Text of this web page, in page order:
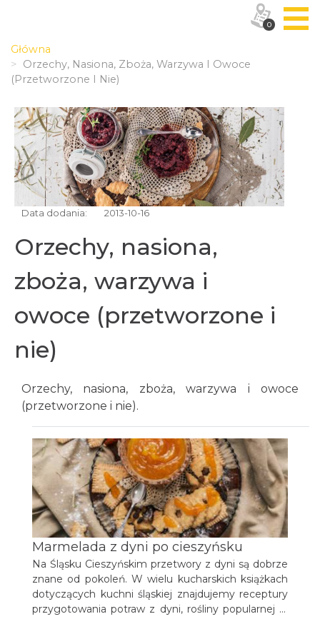
Główna
Orzechy, Nasiona, Zboża, Warzywa I Owoce
(przetworzone I Nie)
Data dodania: 2013-10-16
Orzechy, nasiona,
zboża, warzywa i
owoce (przetworzone i
nie)
Orzechy, nasiona, zboża, warzywa i owoce
(przetworzone i nie).
Marmelada z dyni po cieszyńsku
Na Śląsku Cieszyńskim przetwory z dyni są dobrze
znane od pokoleń. W wielu kucharskich książkach
dotyczących kuchni śląskiej znajdujemy receptury
przygotowania potraw z dyni, rośliny popularnej w
0